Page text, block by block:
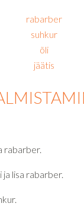
rabarber
suhkur
õli
jäätis
rabarber.
ja lisa rabarber.